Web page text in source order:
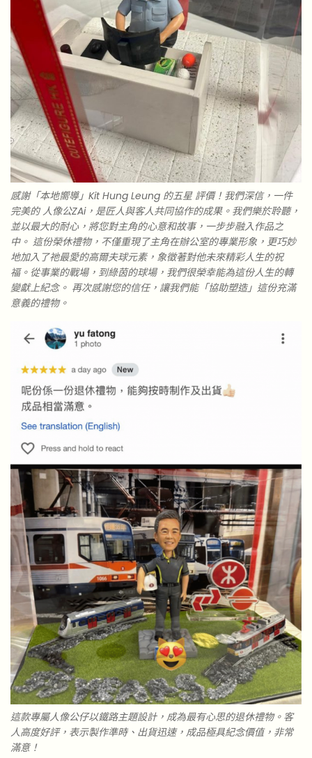
感謝「本地嚮導」Kit Hung Leung 的五星 評價！我們深信，一件
完美的 人像公ZAi，是匠人與客人共同協作的成果。我們樂於聆聽，
並以最大的耐心，將您對主角的心意和故事，一步步融入作品之
中。 這份榮休禮物，不僅重現了主角在辦公室的專業形象，更巧妙
地加入了祂最愛的高爾夫球元素，象徵著對他未來精彩人生的祝
福。從事業的戰場，到綠茵的球場，我們很榮幸能為這份人生的轉
變獻上紀念。 再次感謝您的信任，讓我們能「協助塑造」這份充滿
意義的禮物。
這款專屬人像公仔以鐵路主題設計，成為最有心思的退休禮物。客
人高度好評，表示製作準時、出貨迅速，成品極具紀念價值，非常
滿意！